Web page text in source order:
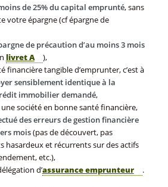
de 25% du capital emprunté, sans
votre épargne (cf épargne de
de précaution d’au moins 3 mois
livret A
),
financière tangible d’emprunter, c’est à
sensiblement identique à la
immobilier demandé,
société en bonne santé financière,
des erreurs de gestion financière
mois(pas de découvert, pas
hasardeux et récurrents sur des actifs
etc.),
d’assurance emprunteur .